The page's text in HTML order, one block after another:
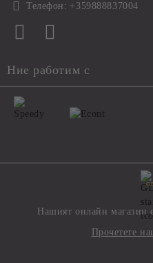
Телефон: +359888837004
Ние работим с
Нашият онлайн магазин
Прочетете